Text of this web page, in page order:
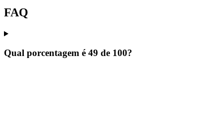
FAQ
Qual porcentagem é 49 de 100?